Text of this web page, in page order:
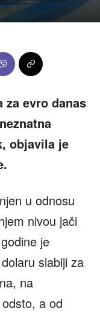
evro danas
objavila je
u odnosu
nivou jači
je
slabiji za
na
a od